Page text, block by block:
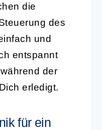
die
des
und
entspannt
der
erledigt.
für ein